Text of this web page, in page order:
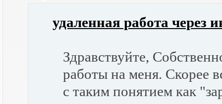
удаленная работа через
Здравствуйте,
работы на меня. Скорее
с таким понятием как